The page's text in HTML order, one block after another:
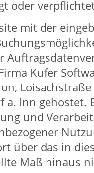
zu einer von uns
sein/ihr
dass die hier von
Angaben zu
im Rahmen der
o.g. Veranstaltung
verarbeitet und
entsprechend
werden
Anmeldende erklärt
damit einverstanden,
der Veranstaltung
oder Filmaufnahmen
Verwendung (Presse,
vorgenommen